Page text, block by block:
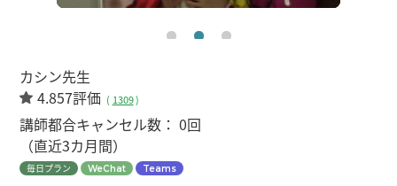
カシン先生
4.857評価 ( 1309)
講師都合キャンセル数：0回
（直近3カ月間）
毎日プラン WeChat Teams